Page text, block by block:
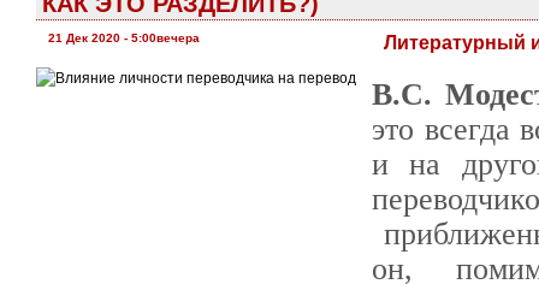
21 Дек 2020 - 5:00вечера Литературный
В.С.
это всегда
и на
он,